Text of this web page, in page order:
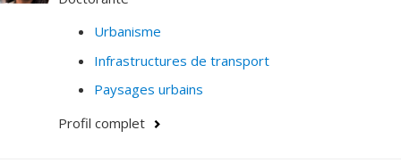
Urbanisme
Infrastructures de transport
Paysages urbains
Profil complet